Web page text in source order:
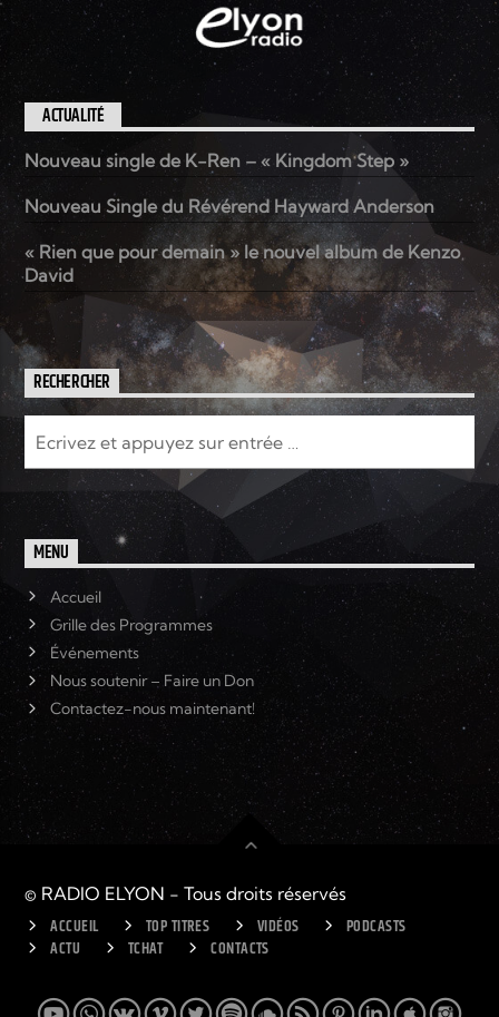
ACTUALITÉ
Nouveau single de K-Ren – « Kingdom Step »
Nouveau Single du Révérend Hayward Anderson
« Rien que pour demain » le nouvel album de Kenzo
David
RECHERCHER
MENU
Accueil
Grille des Programmes
Événements
Nous soutenir – Faire un Don
Contactez-nous maintenant!
© RADIO ELYON - Tous droits réservés
ACCUEIL TOP TITRES VIDÉOS
PODCASTS
ACTU
TCHAT CONTACTS